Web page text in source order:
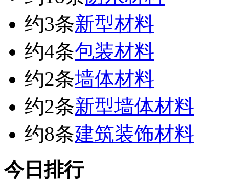
约3条新型材料
约4条包装材料
约2条墙体材料
约2条新型墙体材料
约8条建筑装饰材料
今日排行